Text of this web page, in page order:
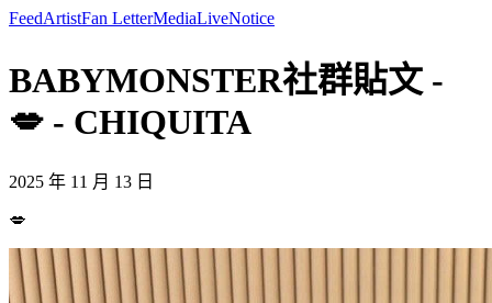
FeedArtistFan LetterMediaLiveNotice
BABYMONSTER社群貼文 -
💋 - CHIQUITA
2025 年 11 月 13 日
💋